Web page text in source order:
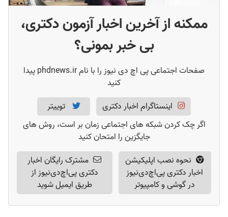
کلید سوالات دکتری 1401
(
ممکنه از آخرین اخبار آزمون دکتری،
بی خبر بمونی؟
صفحات اجتماعی پی اچ دی نیوز را با نام phdnews.ir پیدا
کنید
اینستاگرام اخبار دکتری
توییتر
اگر چک کردن شبکه های اجتماعی زمان بر است، روش های
جایگزین را امتحان کنید
نحوه نصب اپلیکیشن
اخبار دکتری پی‌اچ‌دی‌نیوز
در گوشی و کامپیوتر
مشترک رایگان اخبار
دکتری پی‌اچ‌دی‌نیوز از
طریق ایمیل شوید